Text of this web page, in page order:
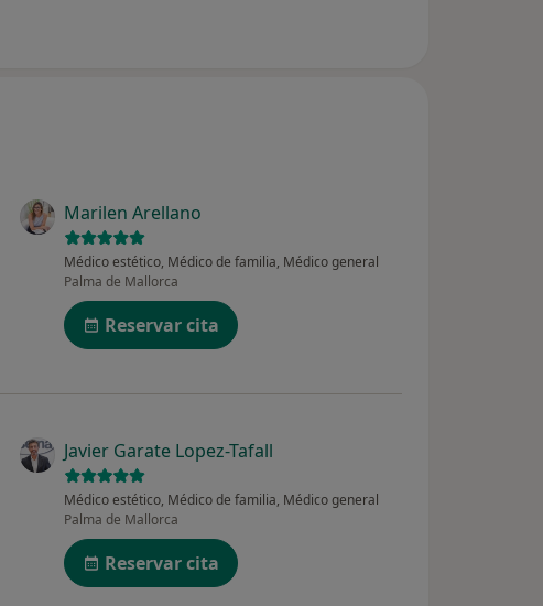
Marilen Arellano
Médico estético, Médico de familia, Médico general
Palma de Mallorca
Reservar cita
Javier Garate Lopez-Tafall
Médico estético, Médico de familia, Médico general
Palma de Mallorca
Reservar cita